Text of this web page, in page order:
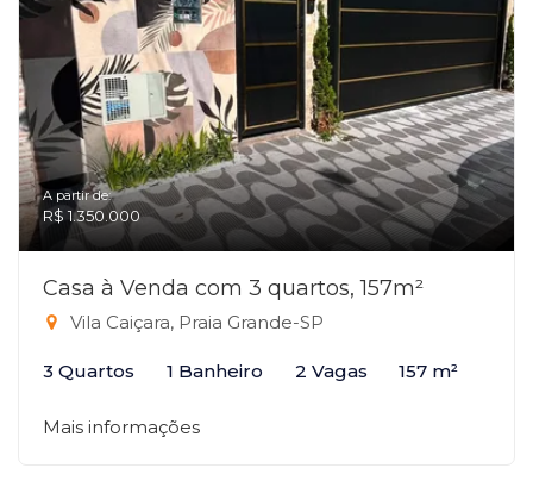
A partir de:
R$ 1.350.000
Casa à Venda com 3 quartos, 157m²
Vila Caiçara, Praia Grande-SP
3 Quartos 1 Banheiro 2 Vagas 157 m²
Mais informações